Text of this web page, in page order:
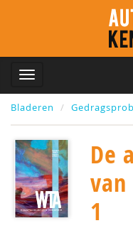
Bladeren
De
1